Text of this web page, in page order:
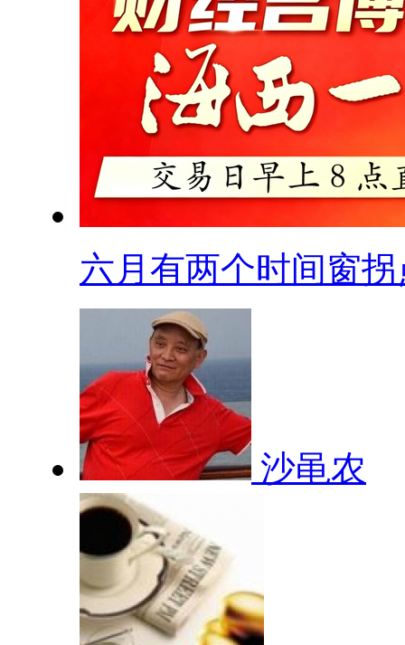
六月有两个时间窗拐
沙黾农